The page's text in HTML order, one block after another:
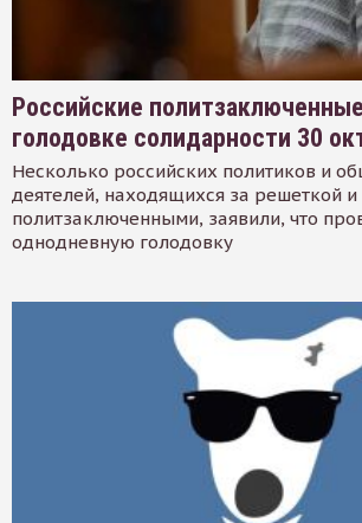
Российские
голодовке солидарности 30
Несколько российских политиков и
деятелей, находящихся за решеткой
политзаключенными, заявили, что
однодневную голодовку